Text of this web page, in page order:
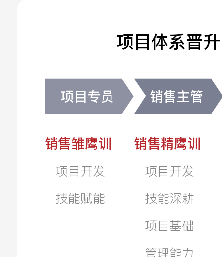
项目体系晋
项目专员
销售雏鹰训
项目开发
技能赋能
销售主管
销售精鹰训
项目开发
技能深耕
项目基础
管理能力